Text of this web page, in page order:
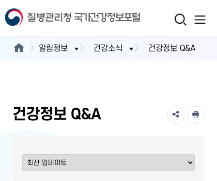
알림정보 건강소식 건강정보 Q&A
건강정보 Q&A